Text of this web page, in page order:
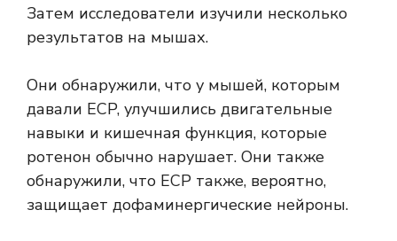
Затем исследователи изучили несколько
результатов на мышах.
Они обнаружили, что у мышей, которым
давали ECP, улучшились двигательные
навыки и кишечная функция, которые
ротенон обычно нарушает. Они также
обнаружили, что ECP также, вероятно,
защищает дофаминергические нейроны.